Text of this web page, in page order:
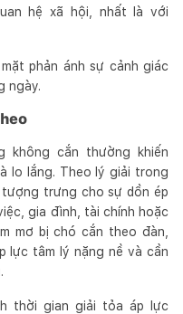
hệ xã hội, nhất là với
phản ánh sự cảnh giác
ngày.
không cắn thường khiến
lo lắng. Theo lý giải trong
trưng cho sự dồn ép
gia đình, tài chính hoặc
mơ bị chó cắn theo đàn,
lực tâm lý nặng nề và cần
thời gian giải tỏa áp lực